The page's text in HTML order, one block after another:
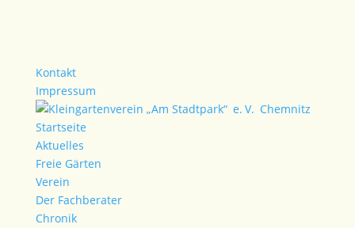
Kontakt
Impressum
Startseite
Aktuelles
Freie Gärten
Verein
Der Fachberater
Chronik